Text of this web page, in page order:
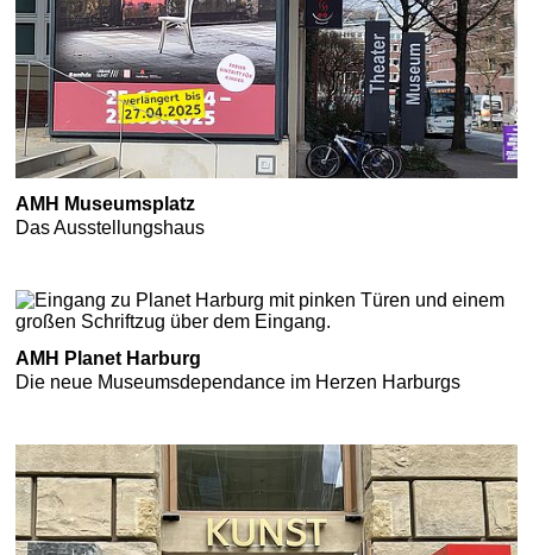
AMH Museumsplatz
Das Ausstellungshaus
AMH Planet Harburg
Die neue Museumsdependance im Herzen Harburgs